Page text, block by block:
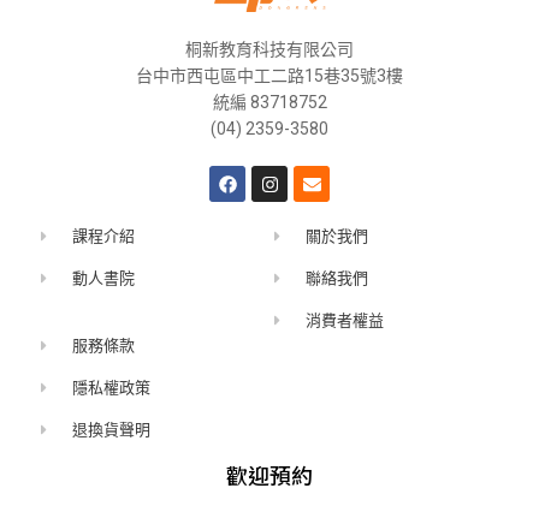
桐新教育科技有限公司
台中市西屯區中工二路15巷35號3樓
統編 83718752
(04) 2359-3580
課程介紹
動人書院
關於我們
聯絡我們
消費者權益
服務條款
隱私權政策
退換貨聲明
歡迎預約